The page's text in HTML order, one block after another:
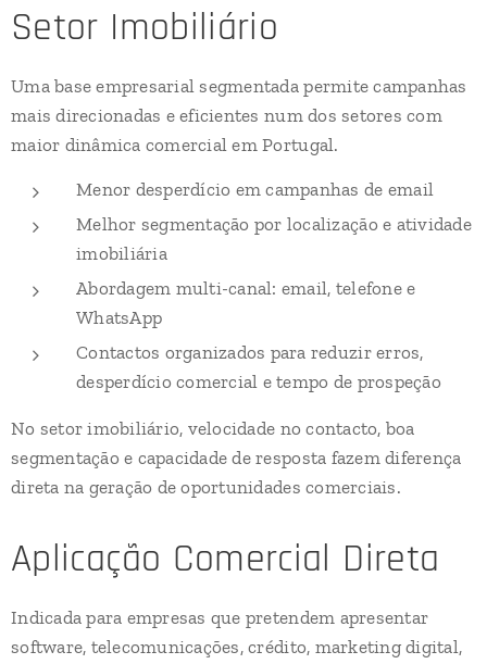
Setor Imobiliário
Uma base empresarial segmentada permite campanhas
mais direcionadas e eficientes num dos setores com
maior dinâmica comercial em Portugal.
Menor desperdício em campanhas de email
Melhor segmentação por localização e atividade
imobiliária
Abordagem multi-canal: email, telefone e
WhatsApp
Contactos organizados para reduzir erros,
desperdício comercial e tempo de prospeção
No setor imobiliário, velocidade no contacto, boa
segmentação e capacidade de resposta fazem diferença
direta na geração de oportunidades comerciais.
Aplicação Comercial Direta
Indicada para empresas que pretendem apresentar
software, telecomunicações, crédito, marketing digital,